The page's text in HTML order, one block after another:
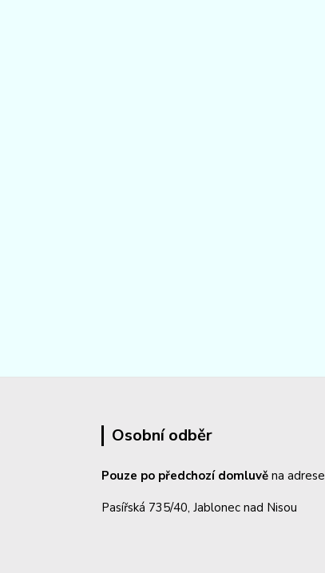
Osobní odběr
Pouze po předchozí domluvě na adrese
Pasířská 735/40, Jablonec nad Nisou